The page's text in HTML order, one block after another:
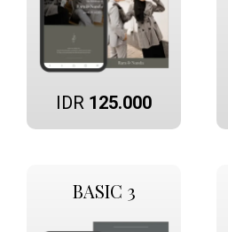
IDR 125.000
BASIC 3